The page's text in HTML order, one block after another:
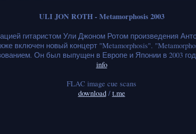
ULI JON ROTH - Metamorphosis 2003
гитаристом Ули Джоном Ротом произведения
включен новый концерт "Metamorphosis".
Он был выпущен в Европе и Японии в 2003
info
FLAC image cue scans
download/ t.me